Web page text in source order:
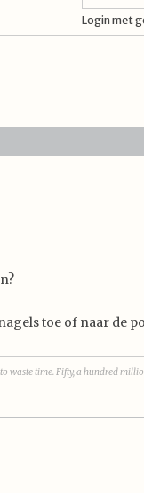
Login met
toe of naar de
waste time. Fifty, a hundred